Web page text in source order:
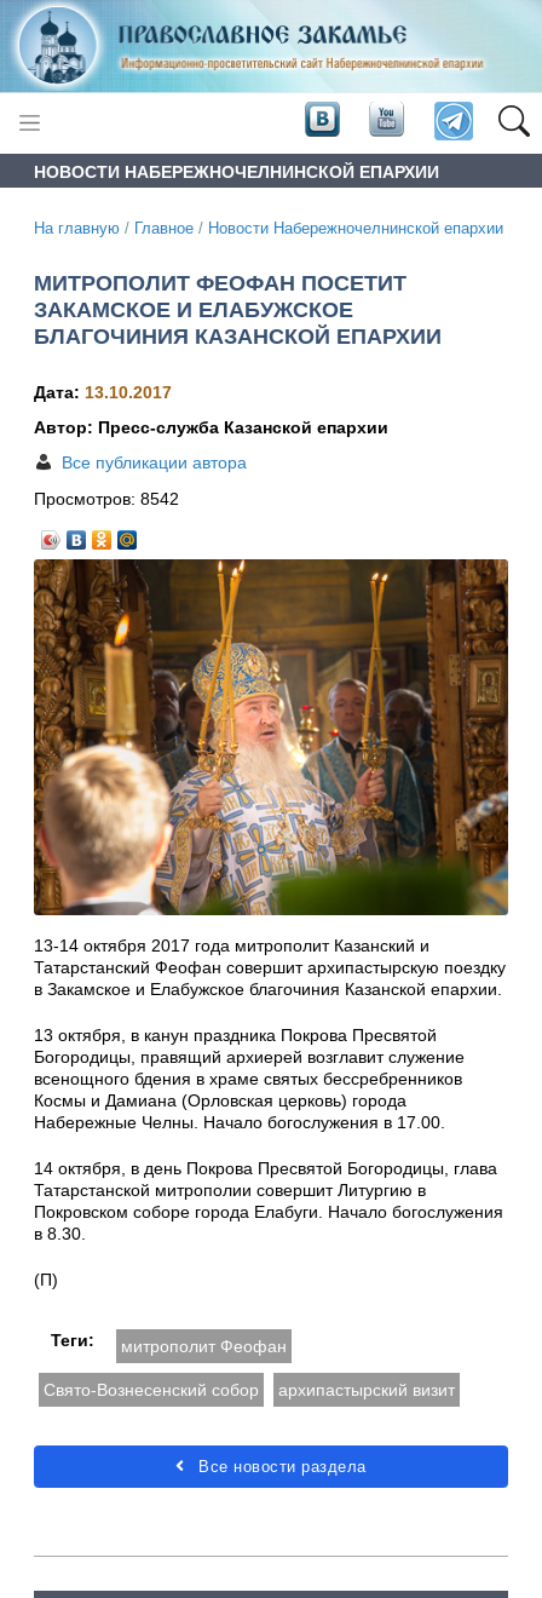
НОВОСТИ НАБЕРЕЖНОЧЕЛНИНСКОЙ ЕПАРХИИ
На главную / Главное / Новости Набережночелнинской епархии
МИТРОПОЛИТ ФЕОФАН ПОСЕТИТ
ЗАКАМСКОЕ И ЕЛАБУЖСКОЕ
БЛАГОЧИНИЯ КАЗАНСКОЙ ЕПАРХИИ
Дата: 13.10.2017
Автор: Пресс-служба Казанской епархии
Все публикации автора
Просмотров: 8542
13-14 октября 2017 года митрополит Казанский и
Татарстанский Феофан совершит архипастырскую поездку
в Закамское и Елабужское благочиния Казанской епархии.
13 октября, в канун праздника Покрова Пресвятой
Богородицы, правящий архиерей возглавит служение
всенощного бдения в храме святых бессребренников
Космы и Дамиана (Орловская церковь) города
Набережные Челны. Начало богослужения в 17.00.
14 октября, в день Покрова Пресвятой Богородицы, глава
Татарстанской митрополии совершит Литургию в
Покровском соборе города Елабуги. Начало богослужения
в 8.30.
(П)
Теги: митрополит Феофан
Свято-Вознесенский собор архипастырский визит
Все новости раздела